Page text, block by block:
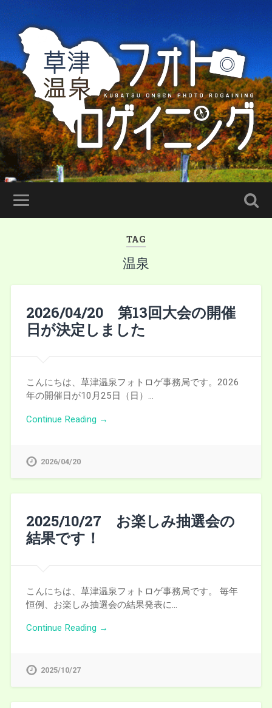
TAG
温泉
2026/04/20 第13回大会の開催
日が決定しました
こんにちは、草津温泉フォトロゲ事務局です。2026
年の開催日が10月25日（日）…
Continue Reading →
2026/04/20
2025/10/27 お楽しみ抽選会の
結果です！
こんにちは、草津温泉フォトロゲ事務局です。 毎年
恒例、お楽しみ抽選会の結果発表に…
Continue Reading →
2025/10/27